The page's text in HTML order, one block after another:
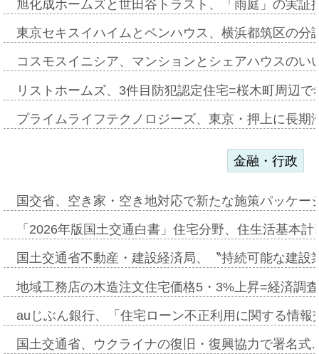
旭化成ホームズと世田谷トラスト、「雨庭」の実
東京セキスイハイムとベンハウス、横浜都筑区の
コスモスイニシア、マンションとシェアハウスの
リストホームズ、3件目防犯認定住宅=桜木町周辺
プライムライフテクノロジーズ、東京・押上に長
金融・行政
国交省、空き家・空き地対応で新たな施策パッケ
「2026年版国土交通白書」住宅分野、住生活基本
国土交通省不動産・建設経済局、〝持続可能な建
地域工務店の木造注文住宅価格5・3%上昇=経済調
auじぶん銀行、「住宅ローン不正利用に関する情
国土交通省、ウクライナの復旧・復興協力で署名